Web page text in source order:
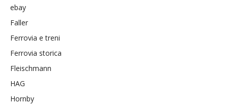
ebay
Faller
Ferrovia e treni
Ferrovia storica
Fleischmann
HAG
Hornby